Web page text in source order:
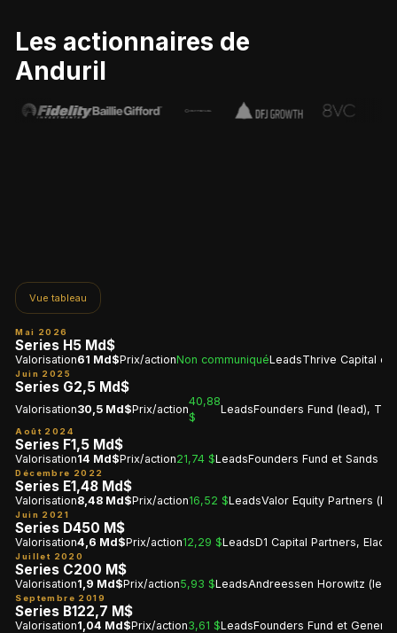
Les actionnaires de
Anduril
Vue tableau
Mai 2026
Series H5 Md$
Valorisation61 Md$Prix/actionNon communiquéLeadsThrive Capital et
Juin 2025
Series G2,5 Md$
Valorisation30,5 Md$Prix/action
40,88
$
LeadsFounders Fund (lead),
Août 2024
Series F1,5 Md$
Valorisation14 Md$Prix/action21,74 $LeadsFounders Fund et Sands
Décembre 2022
Series E1,48 Md$
Valorisation8,48 Md$Prix/action16,52 $LeadsValor Equity Partners
Juin 2021
Series D450 M$
Valorisation4,6 Md$Prix/action12,29 $LeadsD1 Capital Partners, Elad
Juillet 2020
Series C200 M$
Valorisation1,9 Md$Prix/action5,93 $LeadsAndreessen Horowitz
Septembre 2019
Series B122,7 M$
Valorisation1,04 Md$Prix/action3,61 $LeadsFounders Fund et